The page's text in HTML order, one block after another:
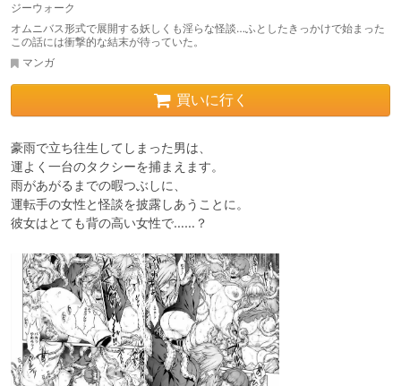
ジーウォーク
オムニバス形式で展開する妖しくも淫らな怪談…ふとしたきっかけで始まった
この話には衝撃的な結末が待っていた。
マンガ
買いに行く
豪雨で立ち往生してしまった男は、
運よく一台のタクシーを捕まえます。
雨があがるまでの暇つぶしに、
運転手の女性と怪談を披露しあうことに。
彼女はとても背の高い女性で……？